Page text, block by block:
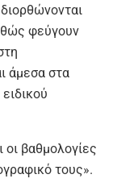
φεύγουν
άμεσα στα
οι βαθμολογίες
τους».